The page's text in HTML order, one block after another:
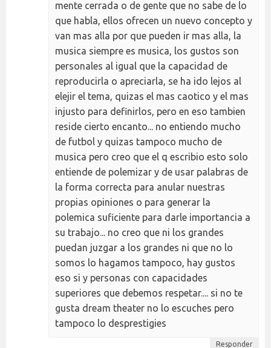
mente cerrada o de gente que no sabe de lo
que habla, ellos ofrecen un nuevo concepto y
van mas alla por que pueden ir mas alla, la
musica siempre es musica, los gustos son
personales al igual que la capacidad de
reproducirla o apreciarla, se ha ido lejos al
elejir el tema, quizas el mas caotico y el mas
injusto para definirlos, pero en eso tambien
reside cierto encanto... no entiendo mucho
de futbol y quizas tampoco mucho de
musica pero creo que el q escribio esto solo
entiende de polemizar y de usar palabras de
la forma correcta para anular nuestras
propias opiniones o para generar la
polemica suficiente para darle importancia a
su trabajo... no creo que ni los grandes
puedan juzgar a los grandes ni que no lo
somos lo hagamos tampoco, hay gustos
eso si y personas con capacidades
superiores que debemos respetar.... si no te
gusta dream theater no lo escuches pero
tampoco lo desprestigies
Responder